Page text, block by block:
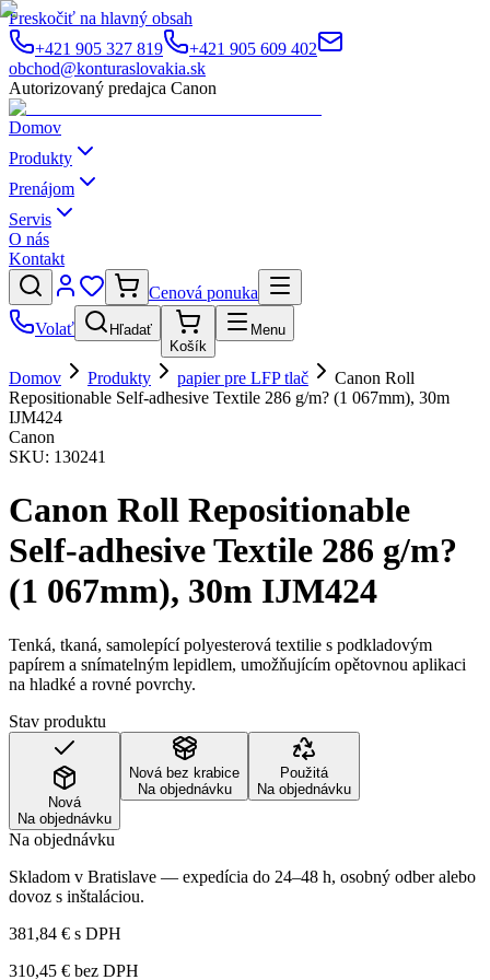
Preskočiť na hlavný obsah
+421 905 327 819
+421 905 609 402
obchod@konturaslovakia.sk
Autorizovaný predajca Canon
Domov
Produkty
Prenájom
Servis
O nás
Kontakt
Cenová ponuka
Volať
Hľadať
Košík
Menu
Domov Produkty papier pre LFP tlač
Canon Roll
Repositionable Self-adhesive Textile 286 g/m? (1 067mm), 30m
IJM424
Canon
SKU: 130241
Canon Roll Repositionable
Self-adhesive Textile 286 g/m?
(1 067mm), 30m IJM424
Tenká, tkaná, samolepící polyesterová textilie s podkladovým
papírem a snímatelným lepidlem, umožňujícím opětovnou aplikaci
na hladké a rovné povrchy.
Stav produktu
Nová
Na objednávku
Nová bez krabice
Na objednávku
Použitá
Na objednávku
Na objednávku
Skladom v Bratislave — expedícia do 24–48 h, osobný odber alebo
dovoz s inštaláciou.
381,84 € s DPH
310,45 € bez DPH